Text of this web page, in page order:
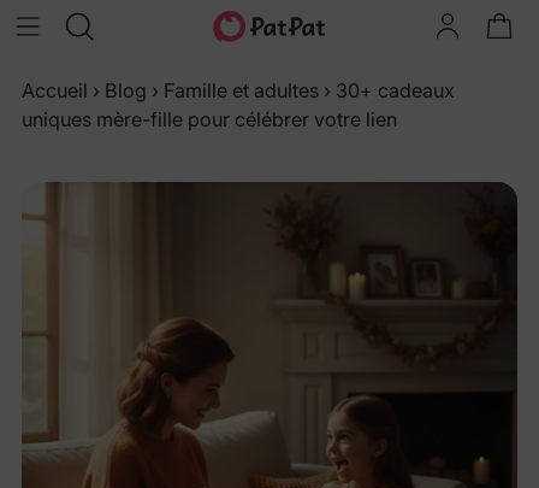
Accueil › Blog › Famille et adultes › 30+ cadeaux
uniques mère-fille pour célébrer votre lien